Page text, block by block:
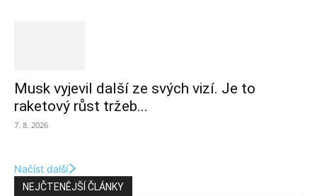
Musk vyjevil další ze svých vizí. Je to
raketový růst tržeb...
7. 8. 2026
Načíst další
NEJČTENĚJŠÍ ČLÁNKY